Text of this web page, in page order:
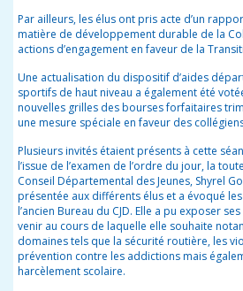
Par ailleurs, les élus ont pris acte d’un
matière de développement durable de la
actions d’engagement en faveur de la
Une actualisation du dispositif d’aides
sportifs de haut niveau a également été
nouvelles grilles des bourses forfaitaires
une mesure spéciale en faveur des
Plusieurs invités étaient présents à cette
l’issue de l’examen de l’ordre du jour, la
Conseil Départemental des Jeunes, Shyrel
présentée aux différents élus et a évoqué
l’ancien Bureau du CJD. Elle a pu exposer
venir au cours de laquelle elle souhaite
domaines tels que la sécurité routière, les
prévention contre les addictions mais
harcèlement scolaire.